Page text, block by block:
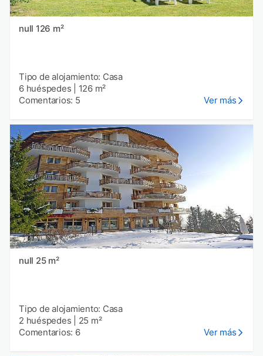
null 126 m²
Tipo de alojamiento: Casa
6 huéspedes
126 m²
Comentarios: 5
Ver más
null 25 m²
Tipo de alojamiento: Casa
2 huéspedes
25 m²
Comentarios: 6
Ver más